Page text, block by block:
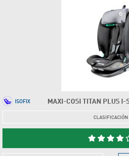
MAXI-COSI TITAN PLUS
ISOFIX
CLASIFICACIÓN